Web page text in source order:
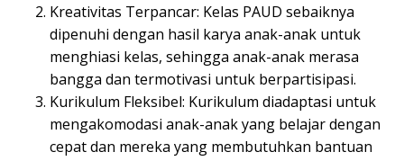
Kreativitas Terpancar: Kelas PAUD sebaiknya
dipenuhi dengan hasil karya anak-anak untuk
menghiasi kelas, sehingga anak-anak merasa
bangga dan termotivasi untuk berpartisipasi.
Kurikulum Fleksibel: Kurikulum diadaptasi untuk
mengakomodasi anak-anak yang belajar dengan
cepat dan mereka yang membutuhkan bantuan